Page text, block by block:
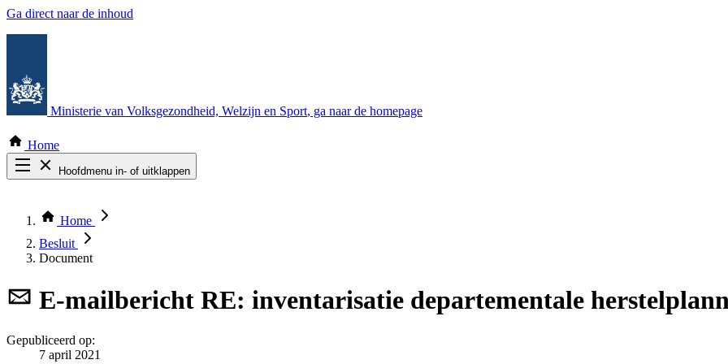
Ga direct naar de inhoud
Ministerie van Volksgezondheid, Welzijn en Sport, ga naar de homepage
Home
Hoofdmenu in- of uitklappen
Thema COVID-19
Bekijk per bestuursorgaan
Home
Besluit
Document
E-mailbericht RE: inventarisatie departementale
Gepubliceerd op:
7 april 2021